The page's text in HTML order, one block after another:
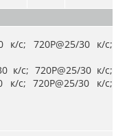
к/с; 720P@25/30 к/с;
к/с; 720P@25/30 к/с;
к/с; 720P@25/30 к/с;